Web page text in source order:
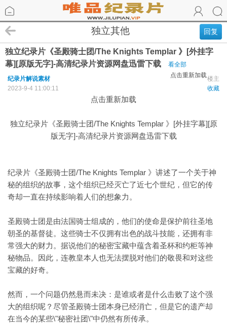
回复
独立其他
独立纪录片《圣殿骑士团/The Knights Templar 》[外挂字
幕][原版无字]-高清纪录片资源网盘迅雷下载
看全部
点击重新加载楼主
纪录片解说素材
收藏
2023-9-4 11:00:11
点击重新加载
独立纪录片《圣殿骑士团/The Knights Templar 》[外挂字幕][原
版无字]-高清纪录片资源网盘迅雷下载
纪录片《圣殿骑士团/The Knights Templar 》讲述了一个关于神
秘的组织的故事，这个组织已经灭亡了近七个世纪，但它的传
奇却一直在持续影响着人们的想象力。
圣殿骑士团是由法国骑士组成的，他们的使命是保护前往圣地
朝圣的基督徒。这些骑士不仅拥有出色的战斗技能，还拥有非
常强大的财力。据说他们的秘密宝藏中蕴含着圣杯和约柜等神
秘物品。因此，连教皇本人也无法摆脱对他们的敬畏和对这些
宝藏的好奇。
然而，一个问题仍然悬而未决：是谁或者是什么击败了这个强
大的组织呢？尽管圣殿骑士团本身已经消亡，但是它的遗产却
在当今的某些\"秘密社团\"中仍然有所传承。